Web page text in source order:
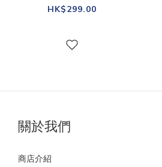
花店 淡香水
HK$299.00
關於我們
商店介紹